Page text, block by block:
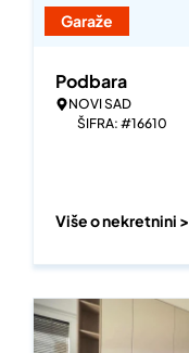
Garaže
Podbara
NOVI SAD
ŠIFRA: #16610
Više o nekretnini >